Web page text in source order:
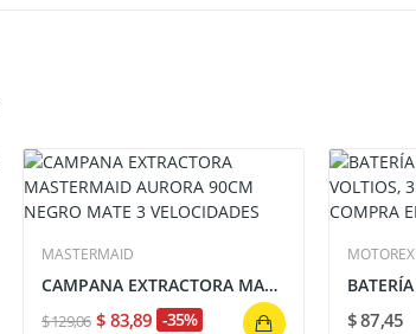
MASTERMAID
CAMPANA EXTRACTORA MASTERMAID AURORA 90CM NEGRO...
$ 129,06 $ 83,89 -35%
MOTOREX
$ 87,45